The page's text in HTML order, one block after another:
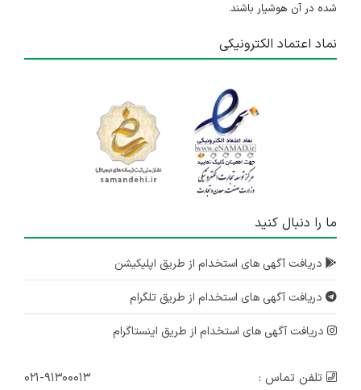
استخدام تکنسین اتاق عمل
۲ سال پیش
نیروی هوشبری
تهران
شده در آن هوشیار باشند.
نماد اعتماد الکترونیکی
ما را دنبال کنید
دریافت آگهی های استخدام از طریق اپلیکیشن
دریافت آگهی های استخدام از طریق تلگرام
دریافت آگهی های استخدام از طریق اینستاگرام
تلفن تماس : ۰۲۱-۹۱۳۰۰۰۱۳